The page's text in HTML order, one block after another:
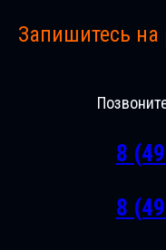
Запишитесь на
8
8